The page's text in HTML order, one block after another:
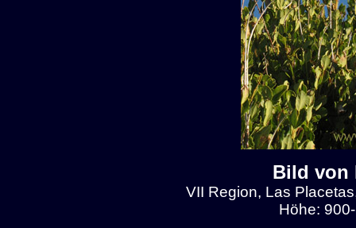
Bild von
VII Region, Las
Höhe: